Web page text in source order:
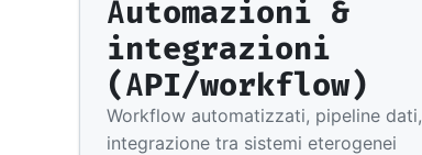
Automazioni &
integrazioni
(API/workflow)
Workflow automatizzati, pipeline dati,
integrazione tra sistemi eterogenei